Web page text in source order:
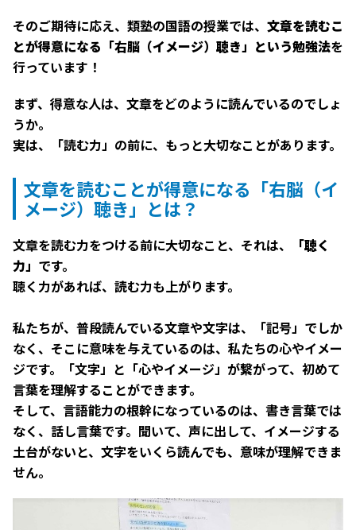
そのご期待に応え、類塾の国語の授業では、 文章を読むこ
とが得意になる「右脳（イメージ）聴き」という勉強法を
行っています！
まず、得意な人は、文章をどのように読んでいるのでしょ
うか。
実は、「読む力」の前に、もっと大切なことがあります。
文章を読むことが得意になる「右脳（イ
メージ）聴き」とは？
文章を読む力をつける前に大切なこと、それは、
「聴く
力」 です。
聴く力があれば、読む力も上がります。
私たちが、普段読んでいる文章や文字は、「記号」でしか
なく、そこに意味を与えているのは、私たちの心やイメー
ジです。「文字」と「心やイメージ」が繋がって、初めて
言葉を理解することができます。
そして、言語能力の根幹になっているのは、書き言葉では
なく、話し言葉です。聞いて、声に出して、イメージする
土台がないと、文字をいくら読んでも、意味が理解できま
せん。